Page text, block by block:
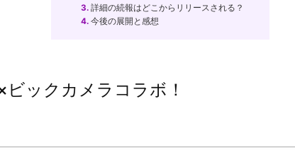
3. 詳細の続報はどこからリリースされる？
4. 今後の展開と感想
ビックカメラコラボ！